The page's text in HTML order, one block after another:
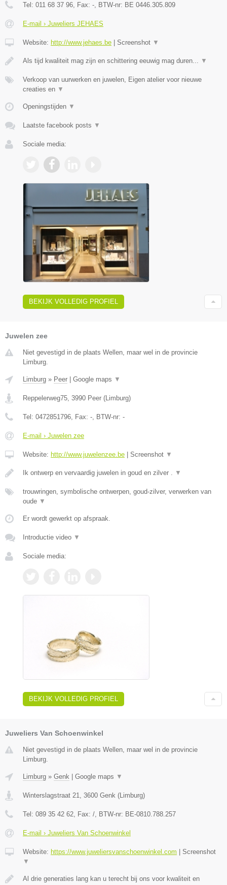
Tel: 011 68 37 96 , Fax: - , BTW-nr: BE 0446.305.809
E-mail › Juweliers JEHAES
Website: http://www.jehaes.be Screenshot ▼
Als tijd kwaliteit mag zijn en schittering eeuwig mag duren... ▼
Verkoop van uurwerken en juwelen, Eigen atelier voor nieuwe
creaties en ▼
Openingstijden ▼
Laatste facebook posts ▼
Sociale media:
BEKIJK VOLLEDIG PROFIEL
Juwelen zee
Niet gevestigd in de plaats Wellen, maar wel in de provincie
Limburg.
Limburg » Peer Google maps ▼
Reppelerweg75, 3990 Peer (Limburg)
Tel: 0472851796, Fax: -, BTW-nr: -
E-mail › Juwelen zee
Website: http://www.juwelenzee.be Screenshot ▼
Ik ontwerp en vervaardig juwelen in goud en zilver . ▼
trouwringen, symbolische ontwerpen, goud-zilver, verwerken van
oude ▼
Er wordt gewerkt op afspraak.
Introductie video ▼
Sociale media:
BEKIJK VOLLEDIG PROFIEL
Juweliers Van Schoenwinkel
Niet gevestigd in de plaats Wellen, maar wel in de provincie
Limburg.
Limburg » Genk Google maps ▼
Winterslagstraat 21, 3600 Genk (Limburg)
Tel: 089 35 42 62, Fax: /, BTW-nr: BE-0810.788.257
E-mail › Juweliers Van Schoenwinkel
Website: https://www.juweliersvanschoenwinkel.com
Screenshot
▼
Al drie generaties lang kan u terecht bij ons voor kwaliteit en